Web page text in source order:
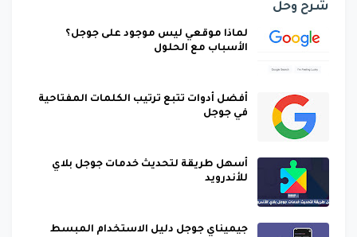
شرح وحل
لماذا موقعي ليس موجود على جوجل؟
الأسباب مع الحلول
أفضل أدوات تتبع ترتيب الكلمات المفتاحية
في جوجل
أسهل طريقة لتحديث خدمات جوجل بلاي
للأندرويد
جيميناي جوجل دليل الاستخدام المبسط